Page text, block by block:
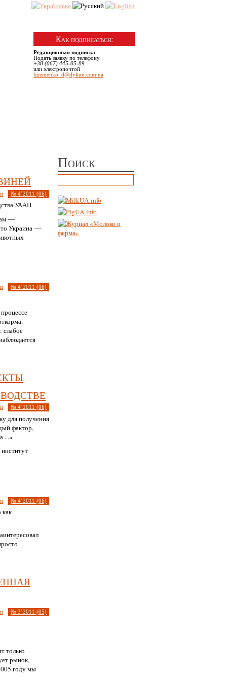
Как подписаться:
Редакционная подписка
Подать заявку по телефону
+38 (067) 445-05-89
или электропочтой
kuzmenko_d@dykun.com.ua
№ 4’2011 (06)
УААН
—
Украина —
№ 4’2011 (06)
слабое
№ 4’2011 (06)
для получения
фактор,
...»
№ 4’2011 (06)
№ 3’2011 (05)
только
рынок,
году мы
Поиск